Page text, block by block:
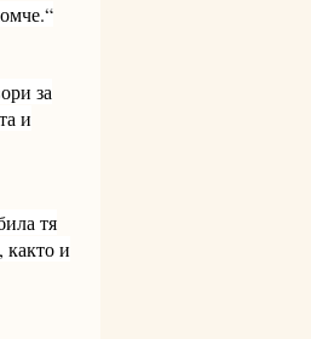
за
и
тя
както и